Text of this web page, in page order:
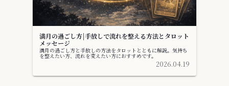
満月の過ごし方|手放しで流れを整える方法とタロット
メッセージ
満月の過ごし方と手放しの方法をタロットとともに解説。気持ち
を整えたい方、流れを変えたい方におすすめです。
2026.04.19